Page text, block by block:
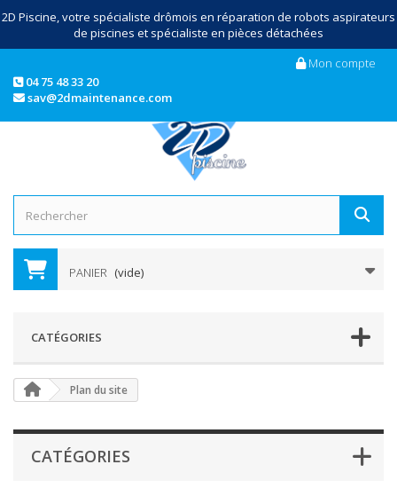
2D Piscine, votre spécialiste drômois en réparation de robots aspirateurs
de piscines et spécialiste en pièces détachées
Mon compte
04 75 48 33 20
sav@2dmaintenance.com
PANIER (vide)
CATÉGORIES
Plan du site
CATÉGORIES